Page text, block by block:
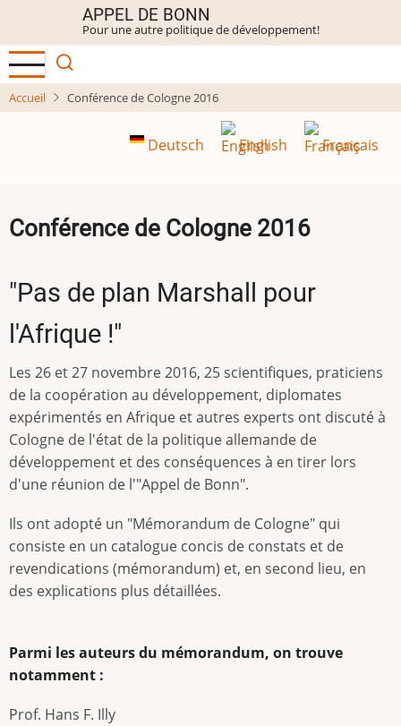
contenu
principal
APPEL DE BONN
Pour une autre politique de développement!
Accueil Conférence de Cologne 2016
Deutsch English Français
Conférence de Cologne 2016
"Pas de plan Marshall pour
l'Afrique !"
Les 26 et 27 novembre 2016, 25 scientifiques, praticiens
de la coopération au développement, diplomates
expérimentés en Afrique et autres experts ont discuté à
Cologne de l'état de la politique allemande de
développement et des conséquences à en tirer lors
d'une réunion de l'"Appel de Bonn".
Ils ont adopté un "Mémorandum de Cologne" qui
consiste en un catalogue concis de constats et de
revendications (mémorandum) et, en second lieu, en
des explications plus détaillées.
Parmi les auteurs du mémorandum, on trouve
notamment :
Prof. Hans F. Illy